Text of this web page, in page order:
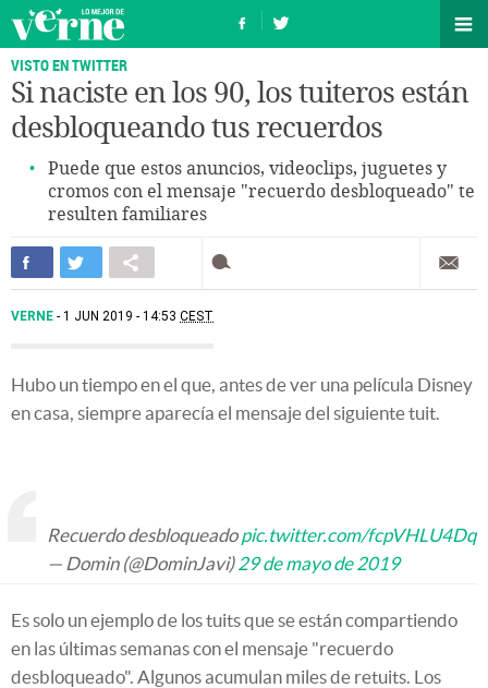
VISTO EN TWITTER
Si naciste en los 90, los tuiteros están
desbloqueando tus recuerdos
Puede que estos anuncios, videoclips, juguetes y
cromos con el mensaje "recuerdo desbloqueado" te
resulten familiares
VERNE 1 JUN 2019 - 14:53 CEST
Hubo un tiempo en el que, antes de ver una película Disney
en casa, siempre aparecía el mensaje del siguiente tuit.
Recuerdo desbloqueadopic.twitter.com/fcpVHLU4Dq
— Domin (@DominJavi)29 de mayo de 2019
Es solo un ejemplo de los tuits que se están compartiendo
en las últimas semanas con el mensaje "recuerdo
desbloqueado". Algunos acumulan miles de retuits. Los